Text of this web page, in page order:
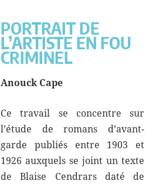
PORTRAIT DE
L’ARTISTE EN FOU
CRIMINEL
Anouck Cape
Ce travail se concentre sur
l’étude de romans d’avant-
garde publiés entre 1903 et
1926 auxquels se joint un texte
de Blaise Cendrars daté de